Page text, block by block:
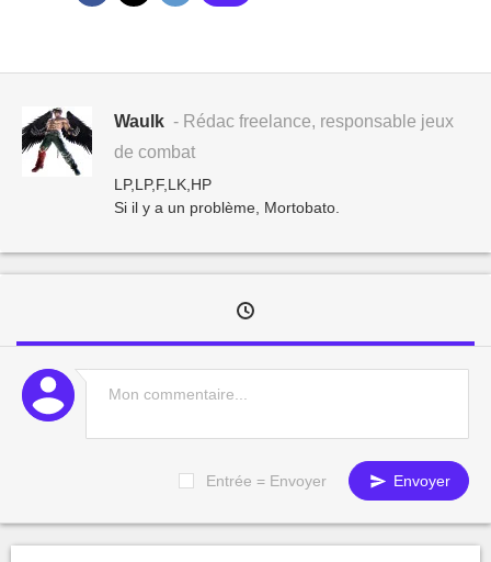
Waulk - Rédac freelance, responsable jeux
de combat
LP,LP,F,LK,HP
Si il y a un problème, Mortobato.
Entrée = Envoyer Envoyer